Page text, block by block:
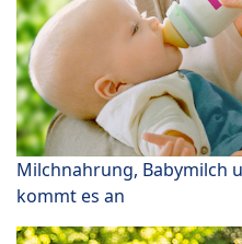
Milchnahrung, Babymilch
kommt es an